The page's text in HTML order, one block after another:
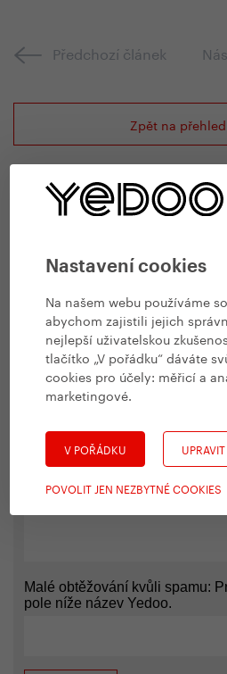
Nastavení cookies
Na našem webu používáme
abychom zajistili jejich
nejlepší uživatelskou
tlačítko „V pořádku“ dáváte
cookies pro účely: měřicí a
marketingové.
V POŘÁDKU
POVOLIT JEN NEZBYTNÉ COOKIES
Předchozí článek
Zpět na
Diskuze
Zatím nikdo nepromluvil...
Přidat komentář
Malé obtěžování kvůli spamu:
pole níže název Yedoo.